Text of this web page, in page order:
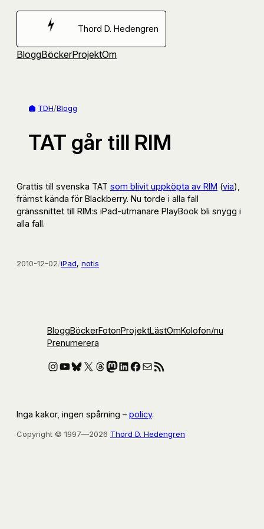
Hoppa
Thord D. Hedengren
BloggBöckerProjektOm
TDH/Blogg
TAT går till RIM
Grattis till svenska TAT som blivit uppköpta av RIM (via),
främst kända för Blackberry. Nu torde i alla fall
gränssnittet till RIM:s iPad-utmanare PlayBook bli snygg i
alla fall.
2010-12-02/iPad, notis
BloggBöckerFotonProjektLästOmKolofon/nu
Prenumerera
Instagram
YouTube
Bluesky
X Threads
Mastodon
LinkedIn
Facebook
E-postRSS-flöde
Inga kakor, ingen spårning – policy.
Copyright © 1997—2026 Thord D. Hedengren